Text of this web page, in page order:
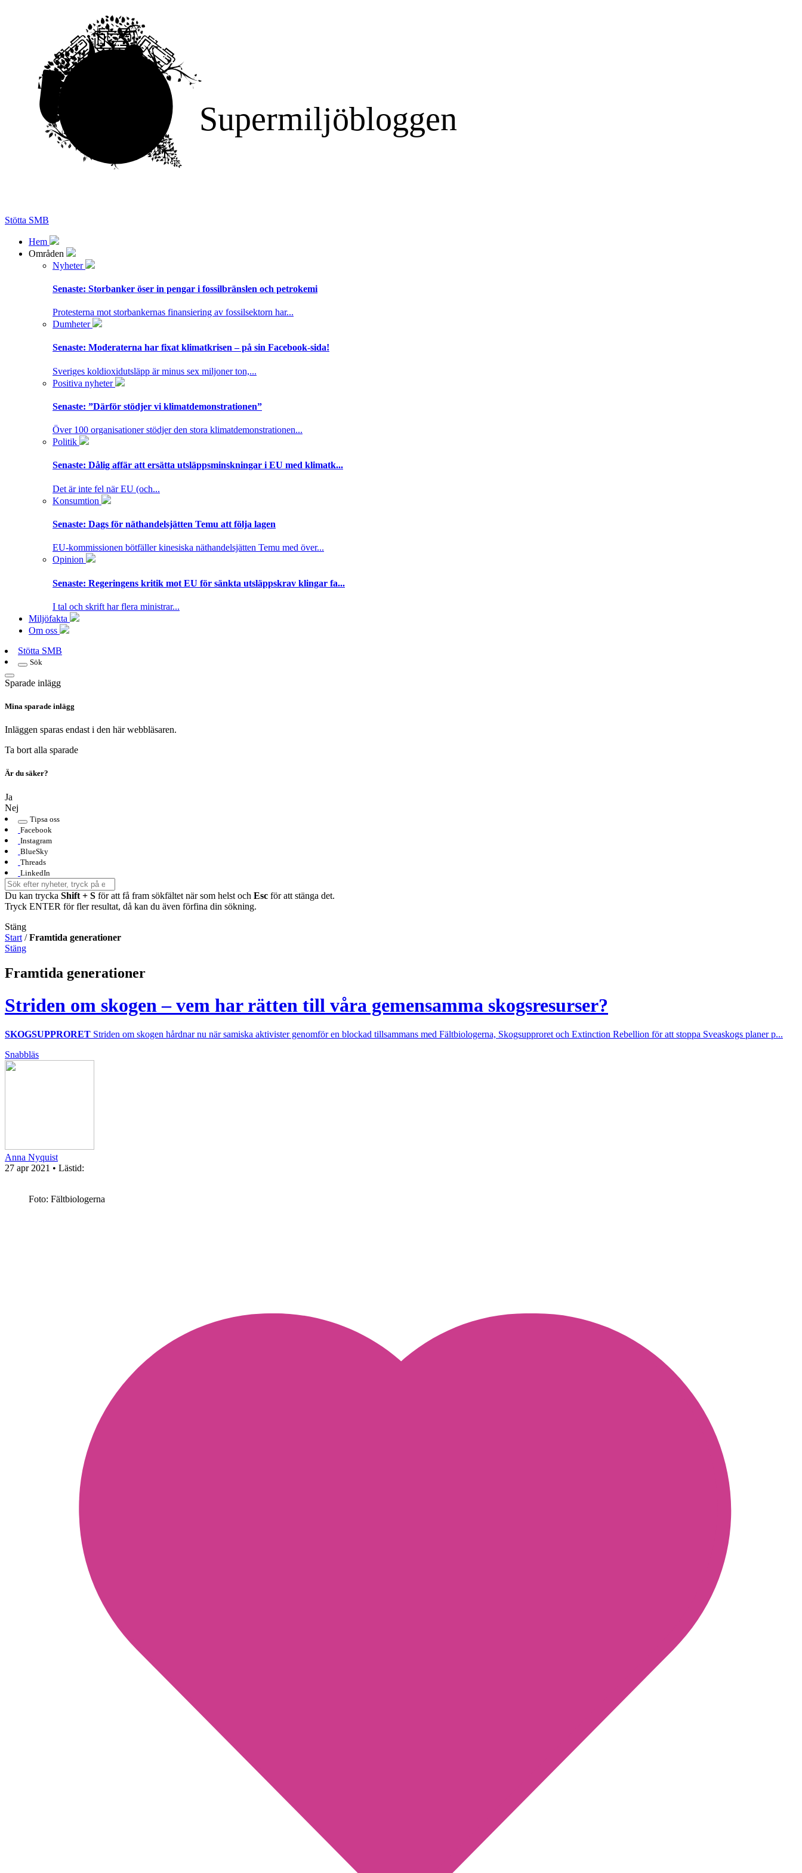
Supermiljöbloggen
Stötta SMB
Hem
Områden
Nyheter
Senaste: Storbanker öser in pengar i fossilbränslen och petrokemi
Protesterna mot storbankernas finansiering av fossilsektorn har...
Dumheter
Senaste: Moderaterna har fixat klimatkrisen – på sin Facebook-sida!
Sveriges koldioxidutsläpp är minus sex miljoner ton,...
Positiva nyheter
Senaste: ”Därför stödjer vi klimatdemonstrationen”
Över 100 organisationer stödjer den stora klimatdemonstrationen...
Politik
Senaste: Dålig affär att ersätta utsläppsminskningar i EU med klimatk...
Det är inte fel när EU (och...
Konsumtion
Senaste: Dags för näthandelsjätten Temu att följa lagen
EU-kommissionen bötfäller kinesiska näthandelsjätten Temu med över...
Opinion
Senaste: Regeringens kritik mot EU för sänkta utsläppskrav klingar fa...
I tal och skrift har flera ministrar...
Miljöfakta
Om oss
Stötta SMB
Sök
Sparade inlägg
Mina sparade inlägg
Inläggen sparas endast i den här webbläsaren.
Ta bort alla sparade
Är du säker?
Ja
Nej
Tipsa oss
Facebook
Instagram
BlueSky
Threads
LinkedIn
Du kan trycka Shift + S för att få fram sökfältet när som helst och Esc för att stänga det.
Tryck ENTER för fler resultat, då kan du även förfina din sökning.
Stäng
Start /Framtida generationer
Stäng
Framtida generationer
Striden om skogen – vem har rätten till våra gemensamma skogsresurser?
SKOGSUPPRORET Striden om skogen hårdnar nu när samiska aktivister genomför en blockad tillsammans med Fältbiologerna, Skogsupproret och Extinction Rebellion för att stoppa Sveaskogs planer p...
Snabbläs
Anna Nyquist
27 apr 2021 • Lästid:
Foto: Fältbiologerna